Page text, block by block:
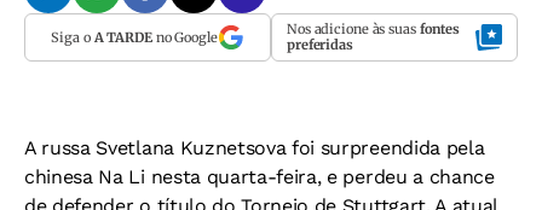
Siga o A TARDEno Google Nos adicione às suas fontes
preferidas
A russa Svetlana Kuznetsova foi surpreendida pela
chinesa Na Li nesta quarta-feira, e perdeu a chance